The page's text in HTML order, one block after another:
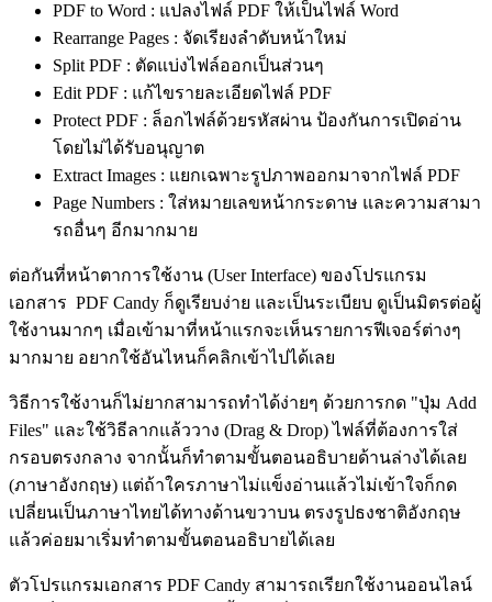
PDF to Word : แปลงไฟล์ PDF ให้เป็นไฟล์ Word
Rearrange Pages : จัดเรียงลำดับหน้าใหม่
Split PDF : ตัดแบ่งไฟล์ออกเป็นส่วนๆ
Edit PDF : แก้ไขรายละเอียดไฟล์ PDF
Protect PDF : ล็อกไฟล์ด้วยรหัสผ่าน ป้องกันการเปิดอ่าน
โดยไม่ได้รับอนุญาต
Extract Images : แยกเฉพาะรูปภาพออกมาจากไฟล์ PDF
Page Numbers : ใส่หมายเลขหน้ากระดาษ และความสามา
รถอื่นๆ อีกมากมาย
ต่อกันที่หน้าตาการใช้งาน (User Interface) ของโปรแกรม
เอกสาร PDF Candy ก็ดูเรียบง่าย และเป็นระเบียบ ดูเป็นมิตรต่อผู้
ใช้งานมากๆ เมื่อเข้ามาที่หน้าแรกจะเห็นรายการฟีเจอร์ต่างๆ
มากมาย อยากใช้อันไหนก็คลิกเข้าไปได้เลย
วิธีการใช้งานก็ไม่ยากสามารถทำได้ง่ายๆ ด้วยการกด "ปุ่ม Add
Files" และใช้วิธีลากแล้ววาง (Drag & Drop) ไฟล์ที่ต้องการใส่
กรอบตรงกลาง จากนั้นก็ทำตามขั้นตอนอธิบายด้านล่างได้เลย
(ภาษาอังกฤษ) แต่ถ้าใครภาษาไม่แข็งอ่านแล้วไม่เข้าใจก็กด
เปลี่ยนเป็นภาษาไทยได้ทางด้านขวาบน ตรงรูปธงชาติอังกฤษ
แล้วค่อยมาเริ่มทำตามขั้นตอนอธิบายได้เลย
ตัวโปรแกรมเอกสาร PDF Candy สามารถเรียกใช้งานออนไลน์